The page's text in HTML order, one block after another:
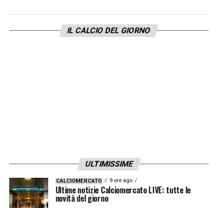
Certo, la squadra più grande che potrei
allenare sarebbe il Manchester United, sarò
IL CALCIO DEL GIORNO
ULTIMISSIME
CALCIOMERCATO 9 ore ago
Ultime notizie Calciomercato LIVE: tutte le
novità del giorno